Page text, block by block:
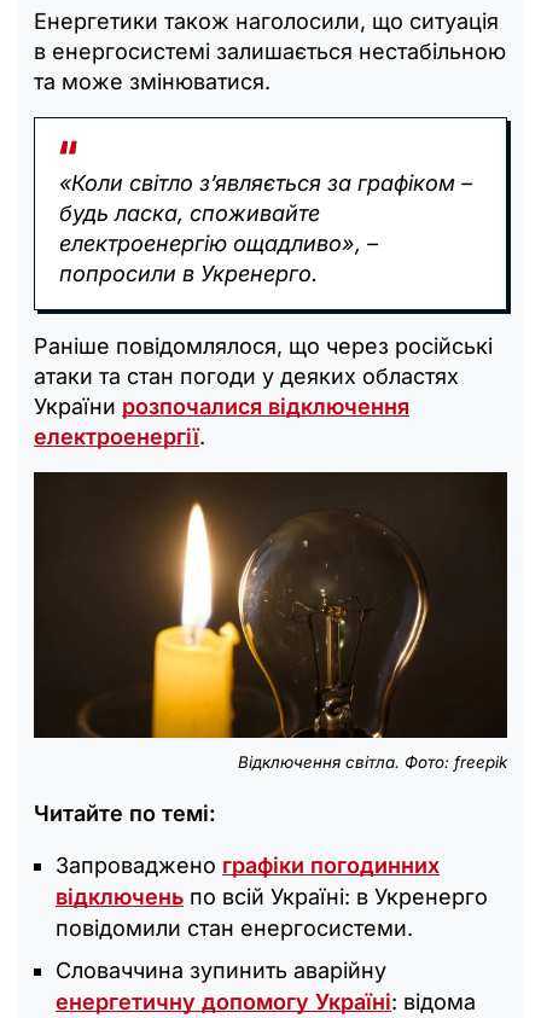
Енергетики також наголосили, що ситуація
в енергосистемі залишається нестабільною
та може змінюватися.
«Коли світло з’являється за графіком –
будь ласка, споживайте
електроенергію ощадливо», –
попросили в Укренерго.
Раніше повідомлялося, що через російські
атаки та стан погоди у деяких областях
України розпочалися відключення
електроенергії.
Відключення світла. Фото: freepik
Читайте по темі:
Запроваджено графіки погодинних
відключень по всій Україні: в Укренерго
повідомили стан енергосистеми.
Словаччина зупинить аварійну
енергетичну допомогу Україні: відома